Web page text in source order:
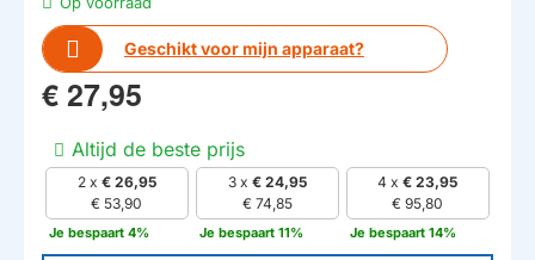
Geschikt voor mijn apparaat?
€ 27,95
Altijd de beste prijs
2 x € 26,95
€ 53,90
Je bespaart 4%
3 x € 24,95
€ 74,85
Je bespaart 11%
4 x€ 23,95
€ 95,80
Je bespaart 14%